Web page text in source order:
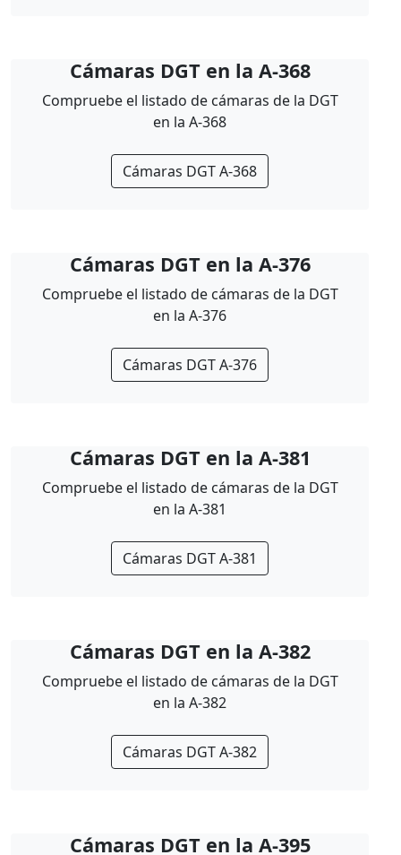
Cámaras DGT en la A-368
Compruebe el listado de cámaras de la DGT
en la A-368
Cámaras DGT A-368
Cámaras DGT en la A-376
Compruebe el listado de cámaras de la DGT
en la A-376
Cámaras DGT A-376
Cámaras DGT en la A-381
Compruebe el listado de cámaras de la DGT
en la A-381
Cámaras DGT A-381
Cámaras DGT en la A-382
Compruebe el listado de cámaras de la DGT
en la A-382
Cámaras DGT A-382
Cámaras DGT en la A-395